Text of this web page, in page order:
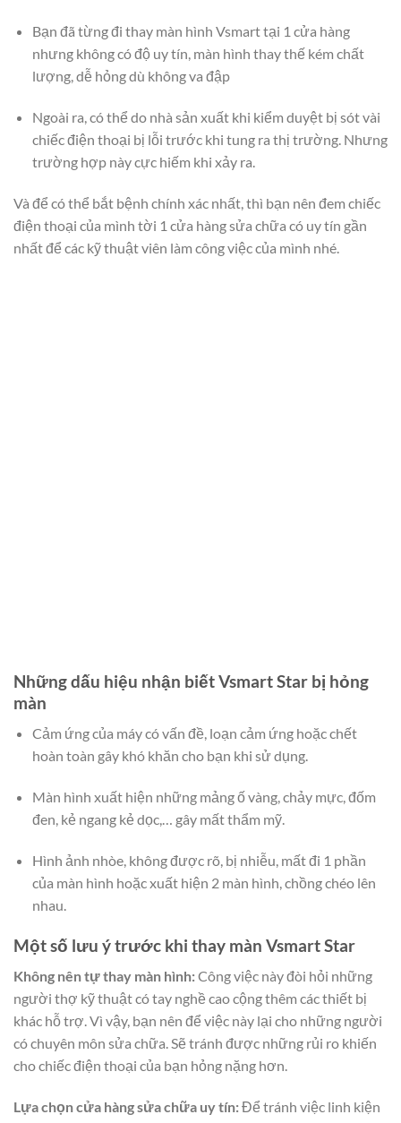
Bạn đã từng đi thay màn hình Vsmart tại 1 cửa hàng
nhưng không có độ uy tín, màn hình thay thế kém chất
lượng, dễ hỏng dù không va đập
Ngoài ra, có thể do nhà sản xuất khi kiểm duyệt bị sót vài
chiếc điện thoại bị lỗi trước khi tung ra thị trường. Nhưng
trường hợp này cực hiếm khi xảy ra.
Và để có thể bắt bệnh chính xác nhất, thì bạn nên đem chiếc
điện thoại của mình tời 1 cửa hàng sửa chữa có uy tín gần
nhất để các kỹ thuật viên làm công việc của mình nhé.
Những dấu hiệu nhận biết Vsmart Star bị hỏng
màn
Cảm ứng của máy có vấn đề, loạn cảm ứng hoặc chết
hoàn toàn gây khó khăn cho bạn khi sử dụng.
Màn hình xuất hiện những mảng ố vàng, chảy mực, đốm
đen, kẻ ngang kẻ dọc,… gây mất thẩm mỹ.
Hình ảnh nhòe, không được rõ, bị nhiễu, mất đi 1 phần
của màn hình hoặc xuất hiện 2 màn hình, chồng chéo lên
nhau.
Một số lưu ý trước khi thay màn Vsmart Star
Không nên tự thay màn hình:Công việc này đòi hỏi những
người thợ kỹ thuật có tay nghề cao cộng thêm các thiết bị
khác hỗ trợ. Vì vậy, bạn nên để việc này lại cho những người
có chuyên môn sửa chữa. Sẽ tránh được những rủi ro khiến
cho chiếc điện thoại của bạn hỏng nặng hơn.
Lựa chọn cửa hàng sửa chữa uy tín:Để tránh việc linh kiện